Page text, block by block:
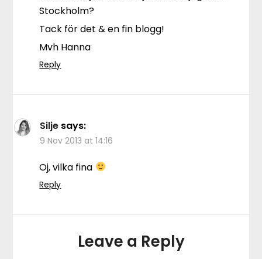
Stockholm?
Tack för det & en fin blogg!
Mvh Hanna
Reply
Silje says:
9 Nov 2013 at 14:16
Oj, vilka fina
Reply
Leave a Reply